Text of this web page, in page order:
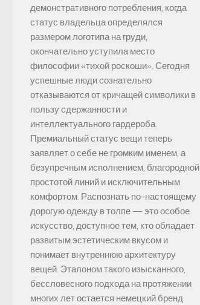
демонстративного потребления, когда
статус владельца определялся
размером логотипа на груди,
окончательно уступила место
философии «тихой роскоши». Сегодня
успешные люди сознательно
отказываются от кричащей символики в
пользу сдержанности и
интеллектуального гардероба.
Премиальный статус вещи теперь
заявляет о себе не громким именем, а
безупречным исполнением, благородной
простотой линий и исключительным
комфортом. Распознать по-настоящему
дорогую одежду в толпе — это особое
искусство, доступное тем, кто обладает
развитым эстетическим вкусом и
понимает внутреннюю архитектуру
вещей. Эталоном такого изысканного,
бессловесного подхода на протяжении
многих лет остается немецкий бренд